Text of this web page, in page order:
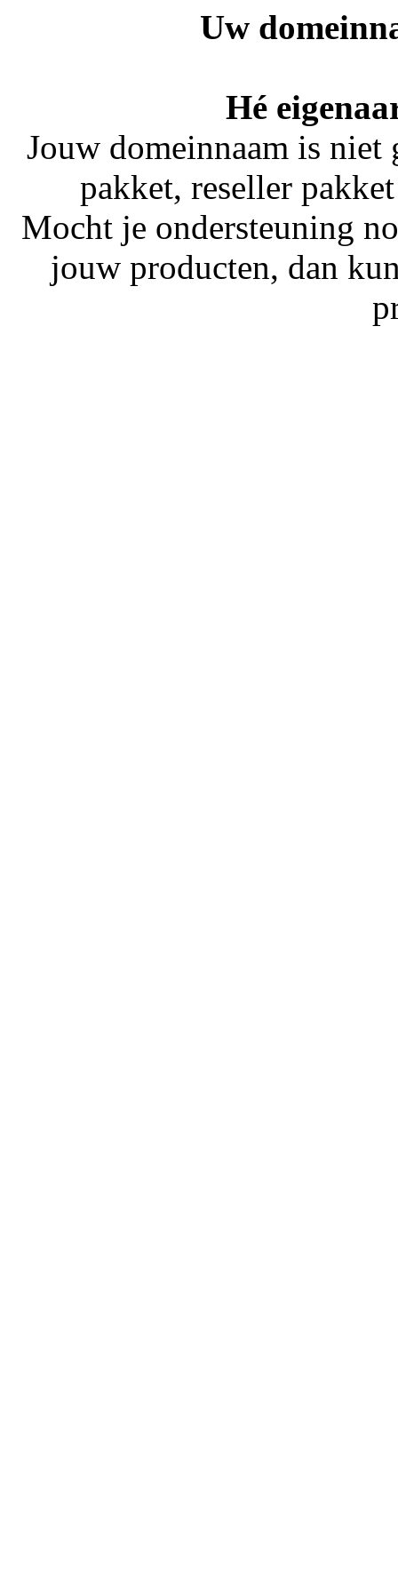
Uw
Hé
Jouw domeinnaam is
pakket, reseller
Mocht je ondersteuning
jouw producten, dan